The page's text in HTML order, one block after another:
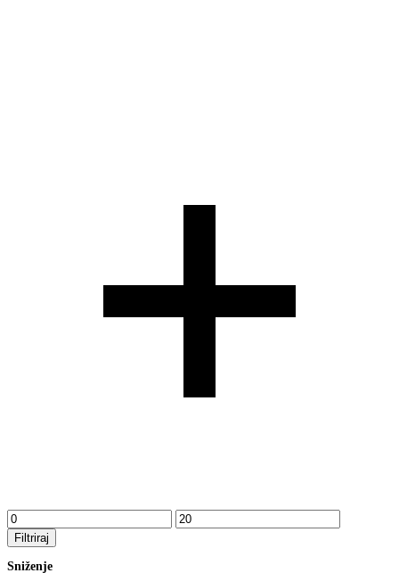
Min
cijena
Maks
cijena
Filtriraj
Sniženje